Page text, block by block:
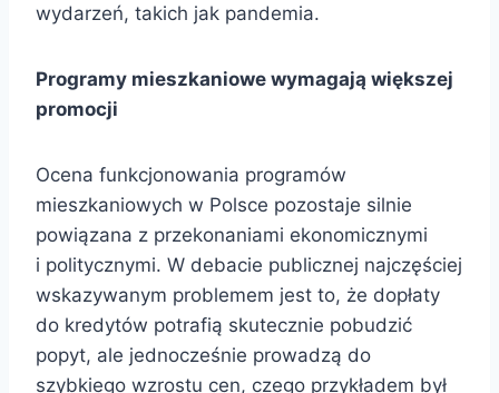
wydarzeń, takich jak pandemia.
Programy mieszkaniowe wymagają większej
promocji
Ocena funkcjonowania programów
mieszkaniowych w Polsce pozostaje silnie
powiązana z przekonaniami ekonomicznymi
i politycznymi. W debacie publicznej najczęściej
wskazywanym problemem jest to, że dopłaty
do kredytów potrafią skutecznie pobudzić
popyt, ale jednocześnie prowadzą do
szybkiego wzrostu cen, czego przykładem był